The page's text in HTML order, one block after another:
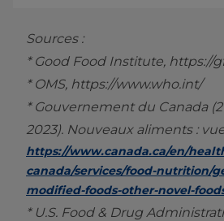
Sources :
* Good Food Institute, https://
* OMS, https://www.who.int/
* Gouvernement du Canada
2023). Nouveaux aliments :
https://www.canada.ca/en/
canada/services/food-nutrition/
modified-foods-other-novel-
* U.S. Food & Drug